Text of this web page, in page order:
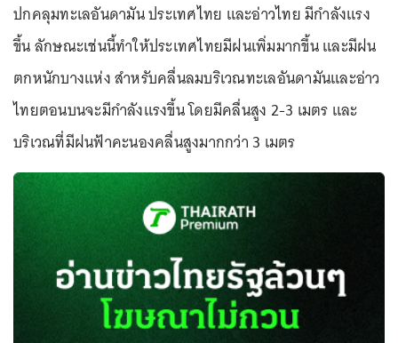
ปกคลุมทะเลอันดามัน ประเทศไทย และอ่าวไทย มีกำลังแรง
ขึ้น ลักษณะเช่นนี้ทำให้ประเทศไทยมีฝนเพิ่มมากขึ้น และมีฝน
ตกหนักบางแห่ง สำหรับคลื่นลมบริเวณทะเลอันดามันและอ่าว
ไทยตอนบนจะมีกำลังแรงขึ้น โดยมีคลื่นสูง 2-3 เมตร และ
บริเวณที่มีฝนฟ้าคะนองคลื่นสูงมากกว่า 3 เมตร